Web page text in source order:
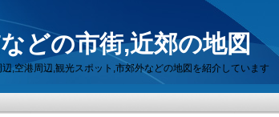
どの市街,近郊の地図
,空港周辺,観光スポット,市郊外などの地図を紹介しています